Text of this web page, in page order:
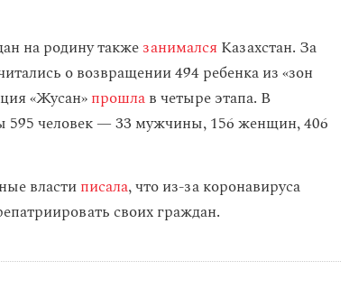
на родину такжезанимался Казахстан. За
о возвращении 494 ребенка из «зон
«Жусан»прошлав четыре этапа. В
595 человек — 33 мужчины, 156 женщин, 406
властиписала, что из-за коронавируса
своих граждан.